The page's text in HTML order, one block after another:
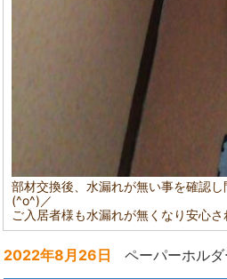
部材交換後、水漏れが無い事を確認
(^o^)／
ご入居者様も水漏れが無くなり安心さ
2022年8月26日 ペーパーホル